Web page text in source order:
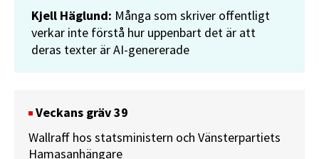
Kjell Häglund: Många som skriver offentligt
verkar inte förstå hur uppenbart det är att
deras texter är AI-genererade
Veckans gräv 39
Wallraff hos statsministern och Vänsterpartiets
Hamasanhängare